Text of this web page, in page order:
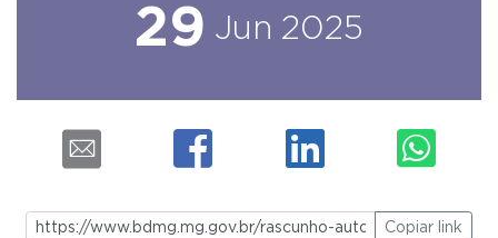
29 Jun 2025
Copiar link